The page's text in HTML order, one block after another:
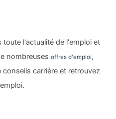
l'actualité de l'emploi et
nombreusesoffres d'emploi,
conseils carrière et retrouvez